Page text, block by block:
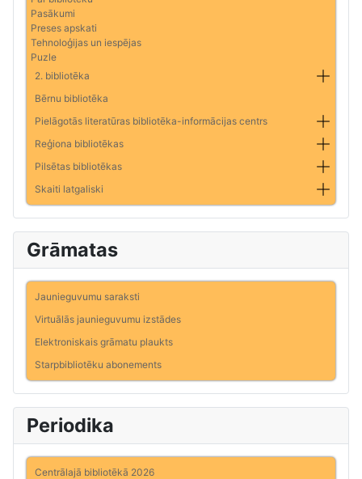
Pasākumi
Preses apskati
Tehnoloģijas un iespējas
Puzle
2. bibliotēka
Bērnu bibliotēka
Pielāgotās literatūras bibliotēka-informācijas centrs
Reģiona bibliotēkas
Pilsētas bibliotēkas
Skaiti latgaliski
Grāmatas
Jaunieguvumu saraksti
Virtuālās jaunieguvumu izstādes
Elektroniskais grāmatu plaukts
Starpbibliotēku abonements
Periodika
Centrālajā bibliotēkā 2026